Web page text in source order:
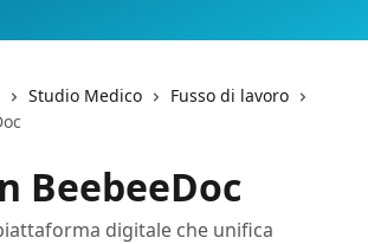
Studio Medico
Fusso di lavoro
BeebeeDoc
digitale che unifica